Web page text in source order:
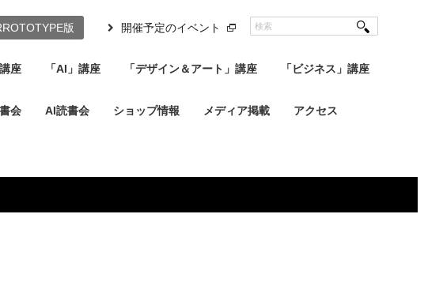
座 「AI」講座 「デザイン＆アート」講座 「ビジネス」講座
会 AI読書会 ショップ情報 メディア掲載 アクセス
版 開催予定のイベント